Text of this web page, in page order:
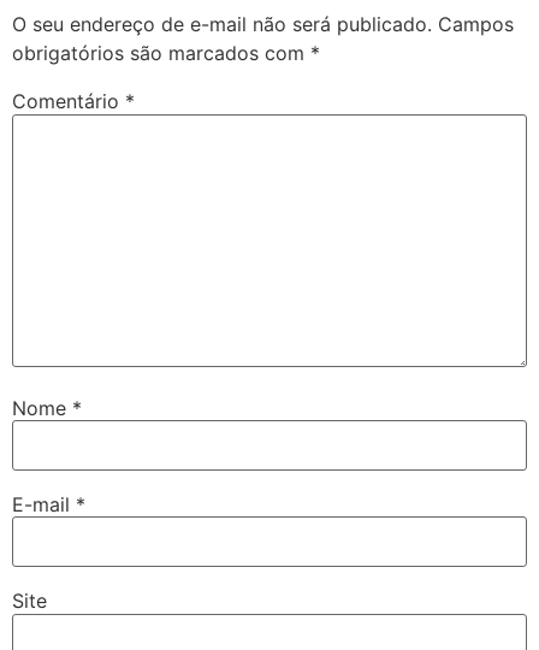
O seu endereço de e-mail não será publicado. Campos
obrigatórios são marcados com *
Comentário *
Nome *
E-mail *
Site